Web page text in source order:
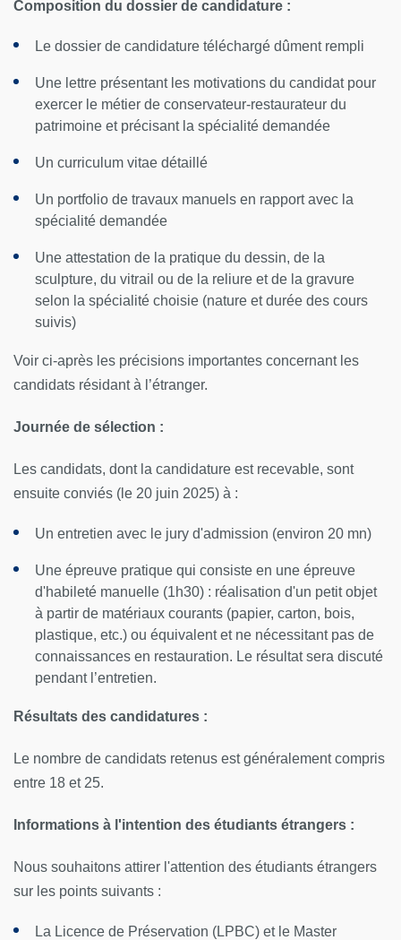
Composition du dossier de candidature :
Le dossier de candidature téléchargé dûment rempli
Une lettre présentant les motivations du candidat pour
exercer le métier de conservateur-restaurateur du
patrimoine et précisant la spécialité demandée
Un curriculum vitae détaillé
Un portfolio de travaux manuels en rapport avec la
spécialité demandée
Une attestation de la pratique du dessin, de la
sculpture, du vitrail ou de la reliure et de la gravure
selon la spécialité choisie (nature et durée des cours
suivis)
Voir ci-après les précisions importantes concernant les
candidats résidant à l’étranger.
Journée de sélection :
Les candidats, dont la candidature est recevable, sont
ensuite conviés (le 20 juin 2025) à :
Un entretien avec le jury d'admission (environ 20 mn)
Une épreuve pratique qui consiste en une épreuve
d'habileté manuelle (1h30) : réalisation d'un petit objet
à partir de matériaux courants (papier, carton, bois,
plastique, etc.) ou équivalent et ne nécessitant pas de
connaissances en restauration. Le résultat sera discuté
pendant l’entretien.
Résultats des candidatures :
Le nombre de candidats retenus est généralement compris
entre 18 et 25.
Informations à l'intention des étudiants étrangers :
Nous souhaitons attirer l'attention des étudiants étrangers
sur les points suivants :
La Licence de Préservation (LPBC) et le Master